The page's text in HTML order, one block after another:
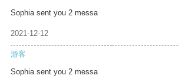
Sophia sent you 2 messa
2021-12-12
游客
Sophia sent you 2 messa